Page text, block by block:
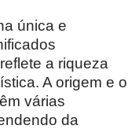
única e
a riqueza
A origem e o
várias
da